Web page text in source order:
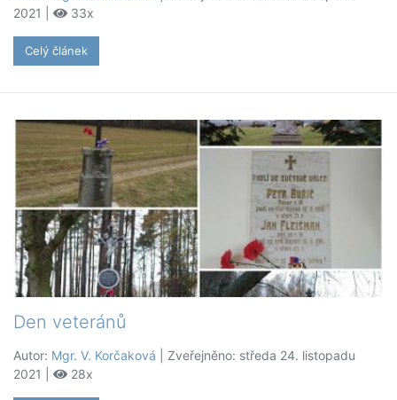
2021 |
33x
Celý článek
Den veteránů
Autor: Mgr. V. Korčaková | Zveřejněno: středa 24. listopadu
2021 |
28x